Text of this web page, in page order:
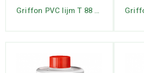
Griffon PVC lijm T 88 1 ltr.